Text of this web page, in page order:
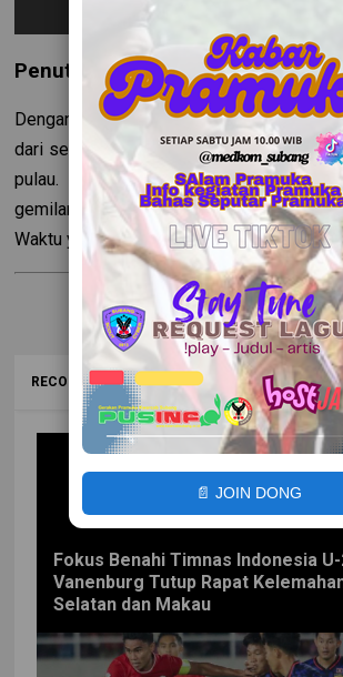
Penutup
Dengan kepindahan ini, Persikas Subang
dari sedikit klub di Indonesia yang
pulau. Apakah ini akan menjadi awal
gemilang atau justru mengikis loyalitas
Waktu yang akan menjawab.
📄 JOIN DONG
RECOMMENDED FOR YOU
Fokus Benahi Timnas Indonesia
Vanenburg Tutup Rapat
Selatan dan Makau